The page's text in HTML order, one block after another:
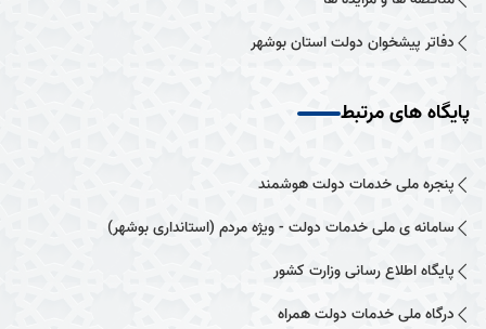
دفاتر پیشخوان دولت استان بوشهر
پایگاه های مرتبط
پنجره ملی خدمات دولت هوشمند
سامانه ی ملی خدمات دولت - ویژه مردم (استانداری بوشهر)
پایگاه اطلاع رسانی وزارت کشور
درگاه ملی خدمات دولت همراه